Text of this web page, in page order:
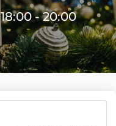
- 20:00